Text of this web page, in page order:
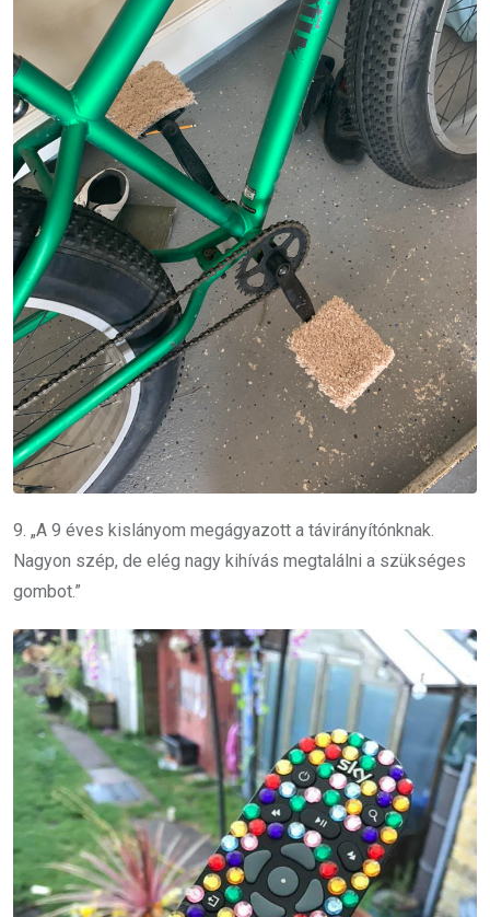
9. „A 9 éves kislányom megágyazott a távirányítónknak.
Nagyon szép, de elég nagy kihívás megtalálni a szükséges
gombot.”